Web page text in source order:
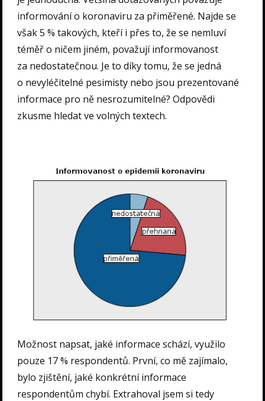
informování o koronaviru za přiměřené. Najde se
však 5 % takových, kteří i přes to, že se nemluví
téměř o ničem jiném, považují informovanost
za nedostatečnou. Je to díky tomu, že se jedná
o nevyléčitelné pesimisty nebo jsou prezentované
informace pro ně nesrozumitelné? Odpovědi
zkusme hledat ve volných textech.
Možnost napsat, jaké informace schází, využilo
pouze 17 % respondentů. První, co mě zajímalo,
bylo zjištění, jaké konkrétní informace
respondentům chybí. Extrahoval jsem si tedy